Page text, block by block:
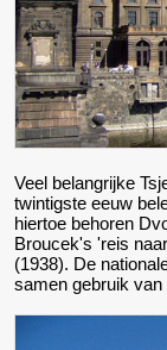
Veel belangrijke
twintigste eeuw
hiertoe behoren
Broucek's 'reis
(1938). De
samen gebruik van